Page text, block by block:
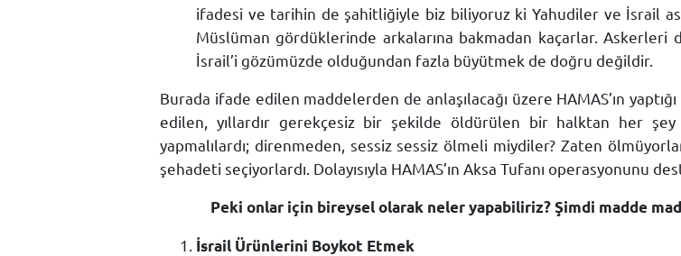
ifadesi ve tarihin de şahitliğiyle biz biliyoruz ki Yahudiler ve İsrail
Müslüman gördüklerinde arkalarına bakmadan kaçarlar.
İsrail’i gözümüzde olduğundan fazla büyütmek de doğru değildir.
Burada ifade edilen maddelerden de anlaşılacağı üzere HAMAS’ın
edilen, yıllardır gerekçesiz bir şekilde öldürülen bir halktan her şey
yapmalılardı; direnmeden, sessiz sessiz ölmeli miydiler? Zaten
şehadeti seçiyorlardı. Dolayısıyla HAMAS’ın Aksa Tufanı operasyonunu
Peki onlar için bireysel olarak neler yapabiliriz? Şimdi madde
İsrail Ürünlerini Boykot Etmek